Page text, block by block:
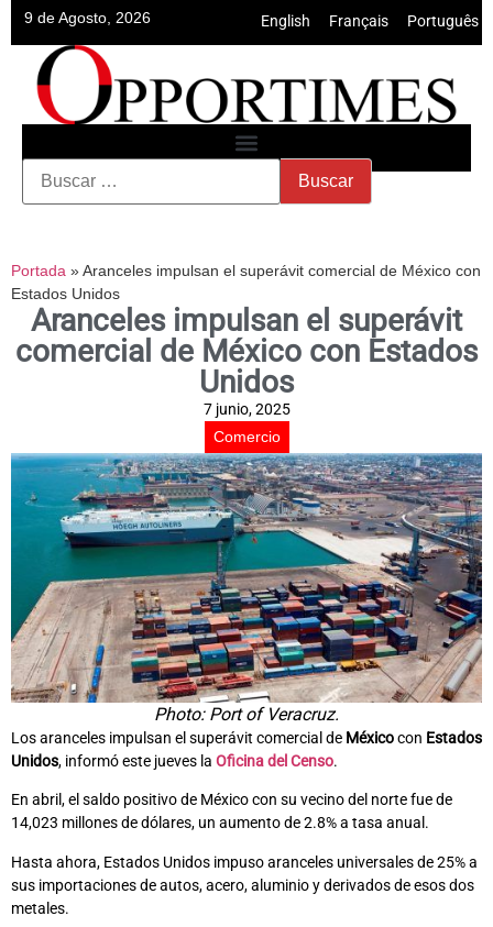
9 de Agosto, 2026 English Français Português
Portada »Aranceles impulsan el superávit comercial de México con
Estados Unidos
Aranceles impulsan el superávit
comercial de México con Estados
Unidos
7 junio, 2025
Comercio
Photo: Port of Veracruz.
Los aranceles impulsan el superávit comercial de Méxicocon Estados
Unidos, informó este jueves la Oficina del Censo.
En abril, el saldo positivo de México con su vecino del norte fue de
14,023 millones de dólares, un aumento de 2.8% a tasa anual.
Hasta ahora, Estados Unidos impuso aranceles universales de 25% a
sus importaciones de autos, acero, aluminio y derivados de esos dos
metales.